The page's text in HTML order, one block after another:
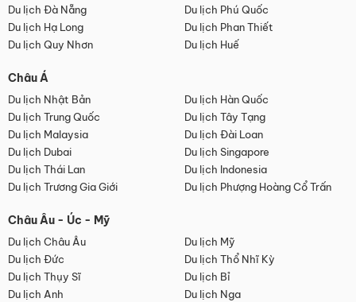
Du lịch Đà Nẵng
Du lịch Phú Quốc
Du lịch Hạ Long
Du lịch Phan Thiết
Du lịch Quy Nhơn
Du lịch Huế
Châu Á
Du lịch Nhật Bản
Du lịch Hàn Quốc
Du lịch Trung Quốc
Du lịch Tây Tạng
Du lịch Malaysia
Du lịch Đài Loan
Du lịch Dubai
Du lịch Singapore
Du lịch Thái Lan
Du lịch Indonesia
Du lịch Trương Gia Giới
Du lịch Phượng Hoàng Cổ Trấn
Châu Âu - Úc - Mỹ
Du lịch Châu Âu
Du lịch Mỹ
Du lịch Đức
Du lịch Thổ Nhĩ Kỳ
Du lịch Thụy Sĩ
Du lịch Bỉ
Du lịch Anh
Du lịch Nga